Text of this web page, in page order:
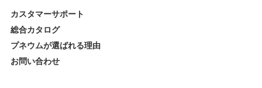
カスタマーサポート
総合カタログ
プネウムが選ばれる理由
お問い合わせ